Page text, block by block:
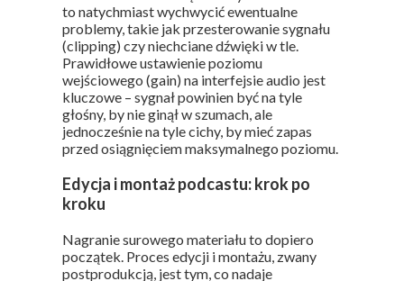
to natychmiast wychwycić ewentualne
problemy, takie jak przesterowanie sygnału
(clipping) czy niechciane dźwięki w tle.
Prawidłowe ustawienie poziomu
wejściowego (gain) na interfejsie audio jest
kluczowe – sygnał powinien być na tyle
głośny, by nie ginął w szumach, ale
jednocześnie na tyle cichy, by mieć zapas
przed osiągnięciem maksymalnego poziomu.
Edycja i montaż podcastu: krok po
kroku
Nagranie surowego materiału to dopiero
początek. Proces edycji i montażu, zwany
postprodukcją, jest tym, co nadaje